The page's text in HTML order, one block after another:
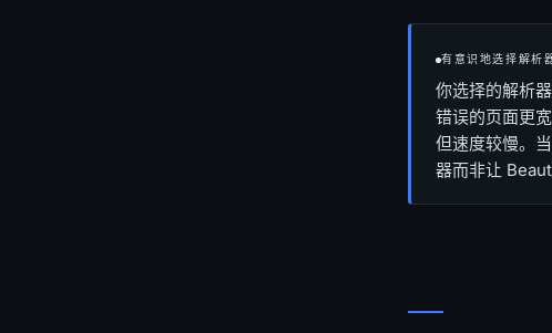
有意识地选择解析
你选择的解析
错误的页面更
但速度较慢。
器而非让